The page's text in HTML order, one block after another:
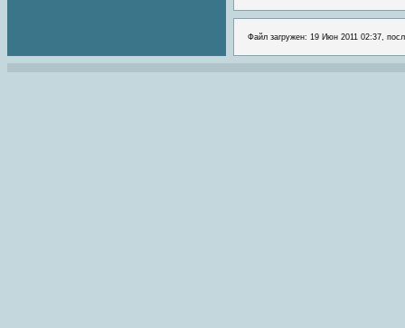
Файл загружен: 19 Июн 2011 02:37,